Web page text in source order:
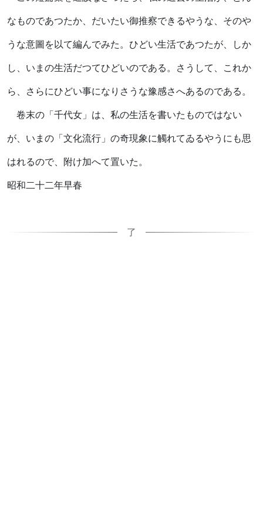
なものであつたか、だいたい御推察できるやうな、そのや
うな意圖を以て編んでみた。ひどい生活であつたが、しか
し、いまの生活だつてひどいのである。さうして、これか
ら、さらにひどい事になりさうな豫感さへあるのである。
卷末の「千代女」は、私の生活を書いたものではない
が、いまの「文化流行」の奇現象に觸れてゐるやうにも思
はれるので、附け加へて置いた。
昭和二十二年早春
了